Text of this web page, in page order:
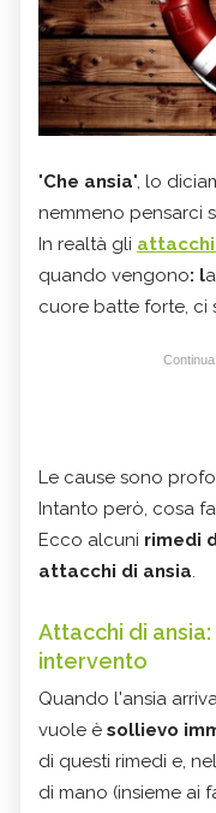
"Che ansia", lo
nemmeno pensarci
In realtà gli attacchi
quando vengono: l
cuore batte forte, ci
Le cause sono
Intanto però, cosa
Ecco alcuni rimedi
attacchi di ansia.
Attacchi di
intervento
Quando l'ansia
vuole è sollievo
di questi rimedi e,
di mano (insieme ai